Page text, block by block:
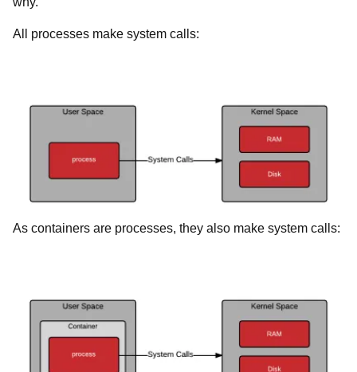
All processes make system calls:
As containers are processes, they also make system calls: